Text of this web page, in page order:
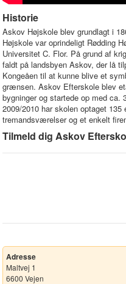
Historie
Askov Højskole blev grundlagt i
Højskole var oprindeligt Rødding
Universitet C. Flor. På grund af
faldt på landsbyen Askov, der lå
Kongeåen til at kunne blive et
grænsen. Askov Efterskole blev
bygninger og startede op med ca.
2009/2010 har skolen optaget
tremandsværelser og et enkelt
Tilmeld dig Askov
Adresse
Maltvej 1
6600 Vejen